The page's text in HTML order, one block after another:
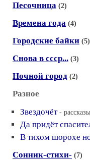
Песочница (2)
Времена года (4)
Городские байки (5)
Снова в ссср... (3)
Ночной город (2)
Разное
Звездочёт -
Да придёт
В тихом шорохе
Сонник-стихи- (7)